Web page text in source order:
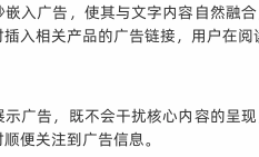
入广告，使其与文字内容自然融
入相关产品的广告链接，用户在阅
广告，既不会干扰核心内容的呈
便关注到广告信息。